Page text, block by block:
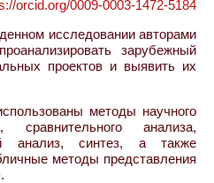
orcid.org/0009-0003-1472-5184
исследовании авторами
зарубежный
проектов и выявить их
методы научного
сравнительного анализа,
анализ, синтез, а также
методы представления